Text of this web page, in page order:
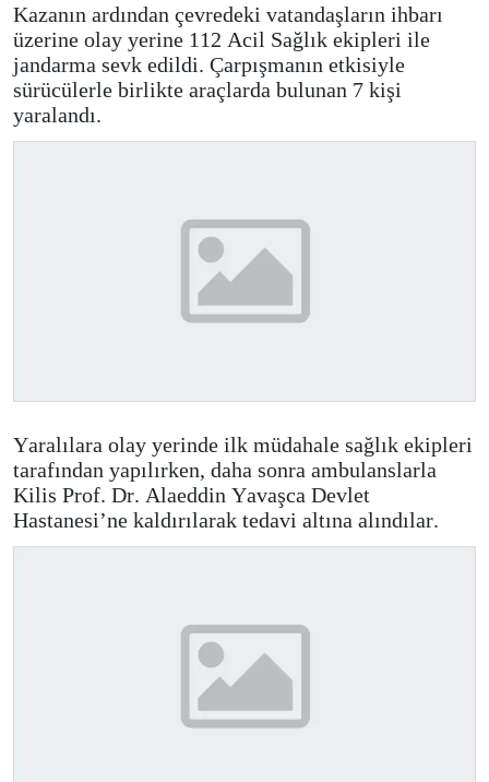
Kazanın ardından çevredeki vatandaşların ihbarı
üzerine olay yerine 112 Acil Sağlık ekipleri ile
jandarma sevk edildi. Çarpışmanın etkisiyle
sürücülerle birlikte araçlarda bulunan 7 kişi
yaralandı.
Yaralılara olay yerinde ilk müdahale sağlık ekipleri
tarafından yapılırken, daha sonra ambulanslarla
Kilis Prof. Dr. Alaeddin Yavaşca Devlet
Hastanesi’ne kaldırılarak tedavi altına alındılar.